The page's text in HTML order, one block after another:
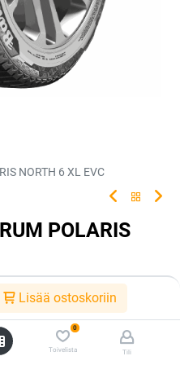
Lisää ostoskoriin
0
Toivelista Tili
NORTH 6 XL EVC
POLARIS
Barum Polaris 6
talviolosuhteisiin.